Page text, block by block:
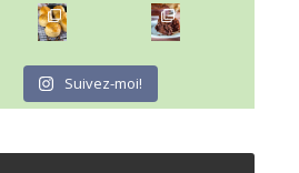
~ BUNS MAISON ~
Un peu de boulange par ici au
~ GÂTEAU FONDANT CHOCO NOISETTE ~
C'est lundi
Suivez-moi!